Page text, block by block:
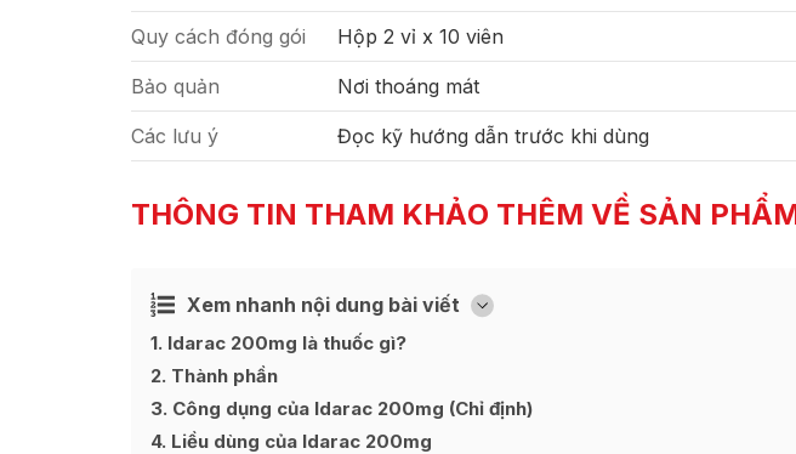
Quy cách đóng gói Hộp 2 vỉ x 10 viên
Bảo quản Nơi thoáng mát
Các lưu ý Đọc kỹ hướng dẫn trước khi dùng
THÔNG TIN THAM KHẢO THÊM VỀ SẢN
Xem nhanh nội dung bài viết [
Ẩn
1 Idarac 200mg là thuốc gì?
2 Thành phần
3 Công dụng của Idarac 200mg (Chỉ định)
4 Liều dùng của Idarac 200mg